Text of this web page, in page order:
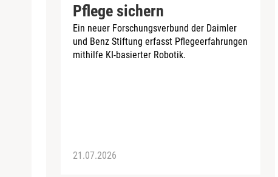
Pflege sichern
Ein neuer Forschungsverbund der Daimler
und Benz Stiftung erfasst Pflegeerfahrungen
mithilfe KI-basierter Robotik.
21.07.2026